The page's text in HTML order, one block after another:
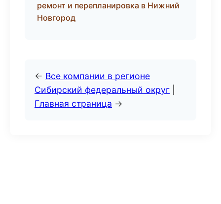
ремонт и перепланировка в Нижний
Новгород
← Все компании в регионе
Сибирский федеральный округ
Главная страница →